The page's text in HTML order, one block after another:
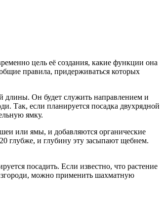
цель её создания, какие функции она
правила, придерживаться которых
длины. Он будет служить направлением и
Так, если планируется посадка двухрядной
ямку.
или ямы, и добавляются органические
глубже, и глубину эту засыпают щебнем.
посадить. Если известно, что растение
можно применить шахматную